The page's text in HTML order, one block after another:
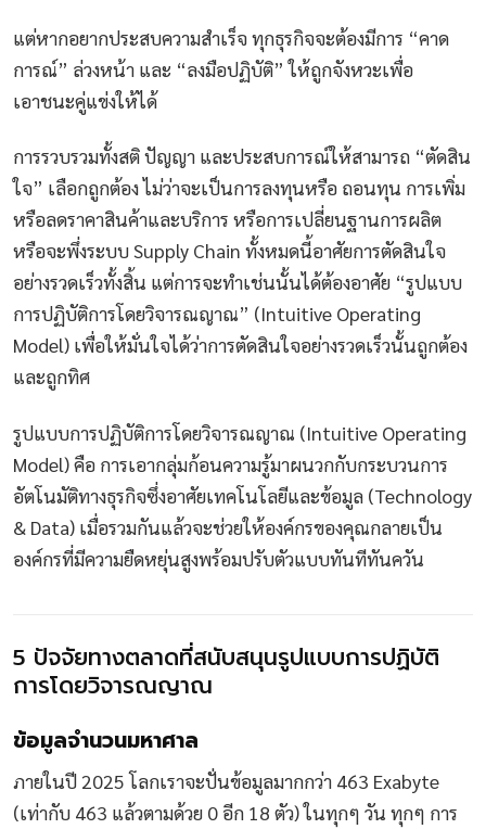
แต่หากอยากประสบความสำเร็จ ทุกธุรกิจจะต้องมีการ “คาด
การณ์” ล่วงหน้า และ “ลงมือปฏิบัติ” ให้ถูกจังหวะเพื่อ
เอาชนะคู่แข่งให้ได้
การรวบรวมทั้งสติ ปัญญา และประสบการณ์ให้สามารถ “ตัดสิน
ใจ” เลือกถูกต้อง ไม่ว่าจะเป็นการลงทุนหรือ ถอนทุน การเพิ่ม
หรือลดราคาสินค้าและบริการ หรือการเปลี่ยนฐานการผลิต
หรือจะพึ่งระบบ Supply Chain ทั้งหมดนี้อาศัยการตัดสินใจ
อย่างรวดเร็วทั้งสิ้น แต่การจะทำเช่นนั้นได้ต้องอาศัย “รูปแบบ
การปฏิบัติการโดยวิจารณญาณ” (Intuitive Operating
Model) เพื่อให้มั่นใจได้ว่าการตัดสินใจอย่างรวดเร็วนั้นถูกต้อง
และถูกทิศ
รูปแบบการปฏิบัติการโดยวิจารณญาณ (Intuitive Operating
Model) คือ การเอากลุ่มก้อนความรู้มาผนวกกับกระบวนการ
อัตโนมัติทางธุรกิจซึ่งอาศัยเทคโนโลยีและข้อมูล (Technology
& Data) เมื่อรวมกันแล้วจะช่วยให้องค์กรของคุณกลายเป็น
องค์กรที่มีความยืดหยุ่นสูงพร้อมปรับตัวแบบทันทีทันควัน
5 ปัจจัยทางตลาดที่สนับสนุนรูปแบบการปฏิบัติ
การโดยวิจารณญาณ
ข้อมูลจำนวนมหาศาล
ภายในปี 2025 โลกเราจะปั่นข้อมูลมากกว่า 463 Exabyte
(เท่ากับ 463 แล้วตามด้วย 0 อีก 18 ตัว) ในทุกๆ วัน ทุกๆ การ